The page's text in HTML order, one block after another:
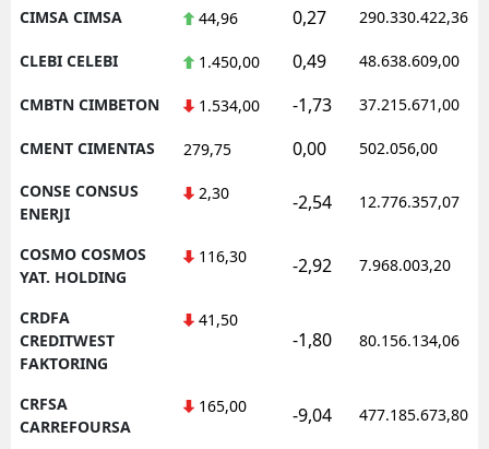
CIMSA CIMSA 44,96 0,27 290.330.422,36
CLEBI CELEBI 1.450,00 0,49 48.638.609,00
CMBTN CIMBETON 1.534,00 -1,73 37.215.671,00
CMENT CIMENTAS 279,75 0,00 502.056,00
CONSE CONSUS
ENERJI
2,30 -2,54 12.776.357,07
COSMO COSMOS
YAT. HOLDING
116,30 -2,92 7.968.003,20
CRDFA
CREDITWEST
FAKTORING
41,50
-1,80 80.156.134,06
CRFSA
CARREFOURSA
165,00 -9,04 477.185.673,80